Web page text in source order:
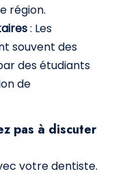
région.
: Les
souvent des
des étudiants
de
pas à discuter
votre dentiste.